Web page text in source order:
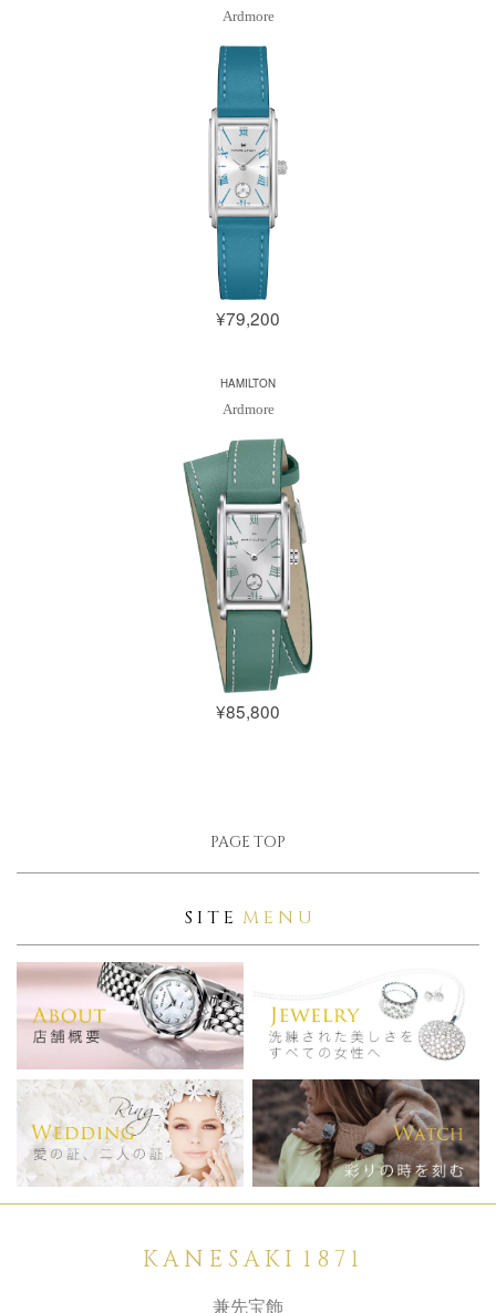
Ardmore
¥79,200
HAMILTON
Ardmore
¥85,800
PAGE TOP
S I T E M E N U
K A N E S A K I 1 8 7 1
兼先宝飾